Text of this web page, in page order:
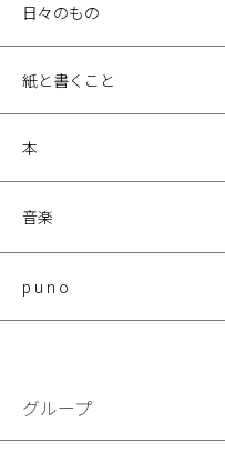
日々のもの
紙と書くこと
本
音楽
p u n o
グループ